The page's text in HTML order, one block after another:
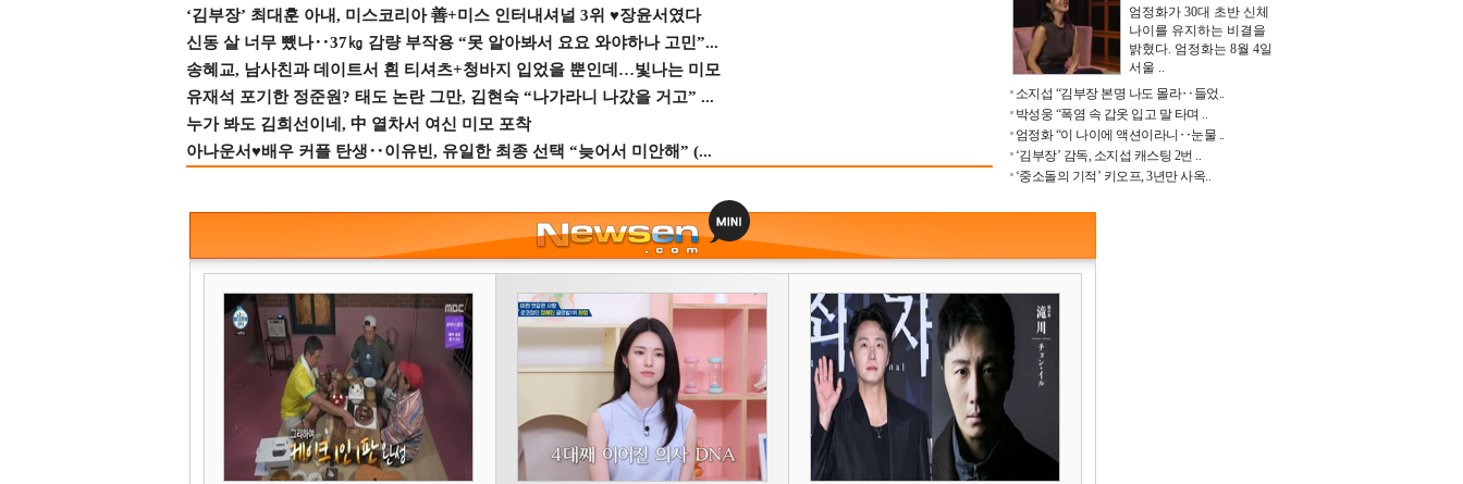
‘김부장’ 최대훈 아내, 미스코리아 善+미스 인터내셔널 3위 ♥장윤서였다
신동 살 너무 뺐나‥37㎏ 감량 부작용 “못 알아봐서 요요 와야하나 고민”...
송혜교, 남사친과 데이트서 흰 티셔츠+청바지 입었을 뿐인데…빛나는 미모
유재석 포기한 정준원? 태도 논란 그만, 김현숙 “나가라니 나갔을 거고” ...
누가 봐도 김희선이네, 中 열차서 여신 미모 포착
아나운서♥배우 커플 탄생‥이유빈, 유일한 최종 선택 “늦어서 미안해” (...
엄정화가 30대 초반 신체
나이를 유지하는 비결을
밝혔다. 엄정화는 8월 4일
서울 ..
소지섭 “김부장 본명 나도 몰라‥들었..
박성웅 “폭염 속 갑옷 입고 말 타며 ..
엄정화 “이 나이에 액션이라니‥눈물 ..
‘김부장’ 감독, 소지섭 캐스팅 2번 ..
‘중소돌의 기적’ 키오프, 3년만 사옥..